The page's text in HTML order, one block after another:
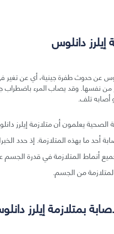
دانلوس
عن حدوث طفرة جينية، أي عن
نفسها. وقد يصاب المرء باضطراب
أصابه تلف.
الصحية يعلمون أن متلازمة إيلرز
أنماط المتلازمة في قدرة
من الجسم.
بمتلازمة إيلرز